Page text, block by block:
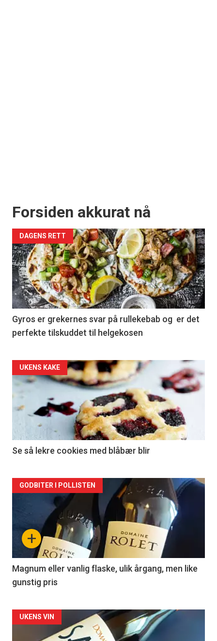
Forsiden akkurat nå
DAGENS RETT
Gyros er grekernes svar på rullekebab og er det
perfekte tilskuddet til helgekosen
Forsiden
akkurat
nå
2
UKENS KAKE
Se så lekre cookies med blåbær blir
Forsiden
akkurat
nå
3
+
GODBITER I POLLISTEN
Magnum eller vanlig flaske, ulik årgang, men like
gunstig pris
Forsiden
UKENS VIN